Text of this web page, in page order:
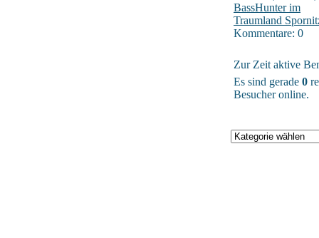
BassHunter im
Traumland
Kommentare: 0
Zur Zeit aktive
Es sind gerade 0
Besucher online.